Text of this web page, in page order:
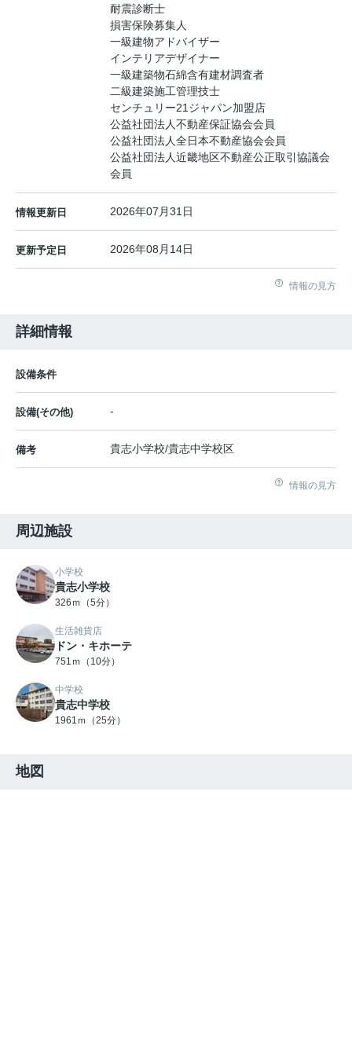
耐震診断士
損害保険募集人
一級建物アドバイザー
インテリアデザイナー
一級建築物石綿含有建材調査者
二級建築施工管理技士
センチュリー21ジャパン加盟店
公益社団法人不動産保証協会会員
公益社団法人全日本不動産協会会員
公益社団法人近畿地区不動産公正取引協議会
会員
情報更新日 2026年07月31日
更新予定日 2026年08月14日
情報の見方
詳細情報
設備条件
設備(その他) -
備考 貴志小学校/貴志中学校区
情報の見方
周辺施設
小学校
貴志小学校
326ｍ（5分）
生活雑貨店
ドン・キホーテ
751ｍ（10分）
中学校
貴志中学校
1961ｍ（25分）
地図